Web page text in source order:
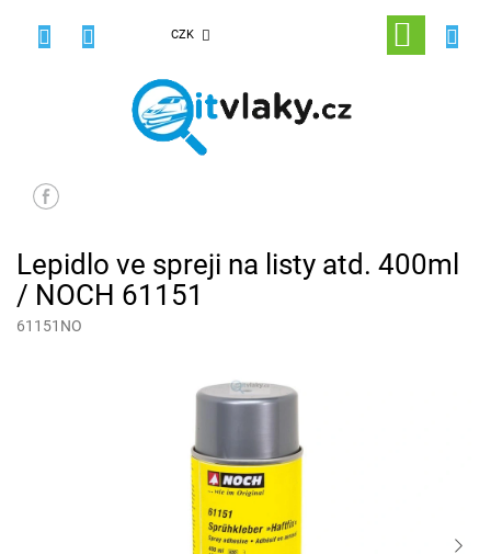
CZK
NÁKUPNÍ
KOŠÍK
Lepidlo ve spreji na listy atd. 400ml
/ NOCH 61151
61151NO